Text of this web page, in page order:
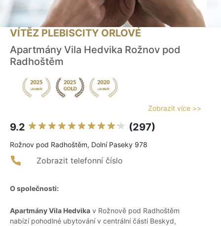
VÍTĚZ PLEBISCITY ORLOVÉ
Apartmány Vila Hedvika Rožnov pod
Radhoštěm
Zobrazit více >>
9.2 (297)
Rožnov pod Radhoštěm, Dolní Paseky 978
Zobrazit telefonní číslo
O společnosti:
Apartmány Vila Hedvika v Rožnově pod Radhoštěm
nabízí pohodlné ubytování v centrální části Beskyd,